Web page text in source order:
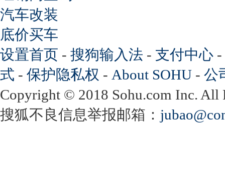
汽车改装
底价买车
设置首页 - 搜狗输入法 - 支付中心 -
式 - 保护隐私权 - About SOHU - 公
Copyright © 2018 Sohu.com Inc.
搜狐不良信息举报邮箱：